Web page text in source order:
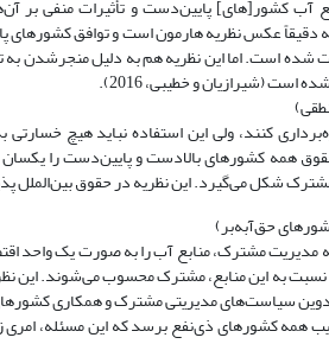
آب کشور[های] پایین‌دست و تأثیرات منفی بر
دقیقاً عکس نظریه هارمون است و توافق
شده است. اما این نظریه هم به دلیل منجر‌شدن
(شیرازیان و خطیبی، 2016).
کنند، ولی این استفاده نباید هیچ
کشورهای بالادست و پایین‌دست را یکسان در
شکل می‌گیرد. این نظریه در حقوق بین‌الملل
مدیریت مشترک، منابع آب را به صورت یک واحد
به این منابع، مشترک محسوب می‌شوند. این
تدوین سیاست‌های مدیریتی مشترک و همکاری
کشورهای ذی‌نفع برسد که این مسئله، امری